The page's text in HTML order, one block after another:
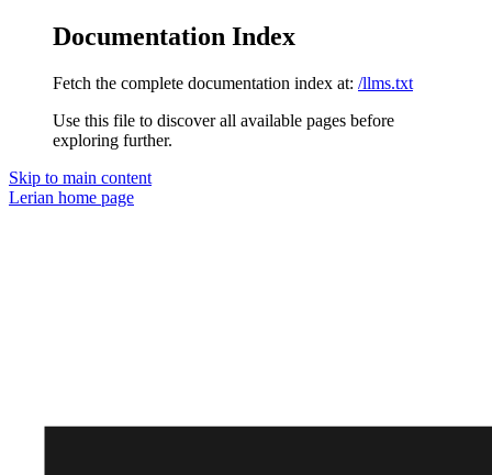
Documentation Index
Fetch the complete documentation index at: /llms.txt
Use this file to discover all available pages before
exploring further.
Skip to main content
Lerian home page